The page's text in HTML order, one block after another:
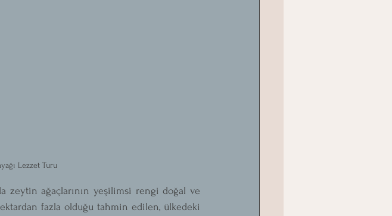
Lezzet Turu
zeytin ağaçlarının yeşilimsi rengi doğal ve
fazla olduğu tahmin edilen, ülkedeki